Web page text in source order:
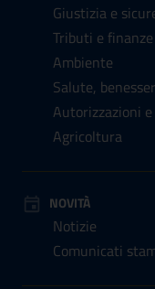
Giustizia e
Tributi e finanze
Ambiente
Salute,
Autorizzazioni
Agricoltura
NOVITÀ
Notizie
Comunicati